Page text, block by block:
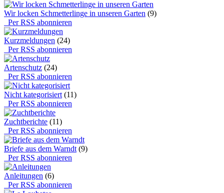
Wir locken Schmetterlinge in unseren Garten (9)
Per RSS abonnieren
Kurzmeldungen (24)
Per RSS abonnieren
Artenschutz (24)
Per RSS abonnieren
Nicht kategorisiert (11)
Per RSS abonnieren
Zuchtberichte (11)
Per RSS abonnieren
Briefe aus dem Warndt (9)
Per RSS abonnieren
Anleitungen (6)
Per RSS abonnieren